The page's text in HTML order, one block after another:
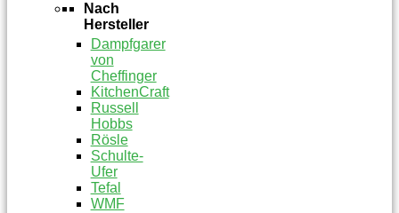
Nach
Hersteller
Dampfgarer
von
Cheffinger
KitchenCraft
Russell
Hobbs
Rösle
Schulte-
Ufer
Tefal
WMF